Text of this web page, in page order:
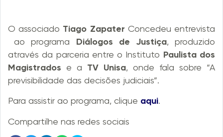
O associado Tiago Zapater Concedeu entrevista
ao programa Diálogos de Justiça, produzido
através da parceria entre o Instituto Paulista dos
Magistrados e a TV Unisa, onde fala sobre “A
previsibilidade das decisões judiciais”.
Para assistir ao programa, clique aqui.
Compartilhe nas redes sociais